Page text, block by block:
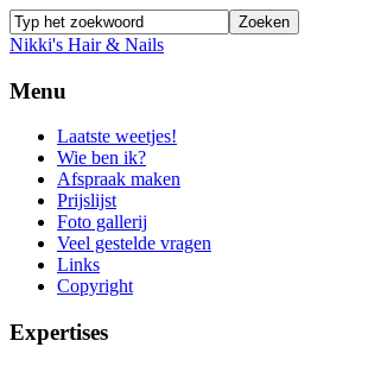
Nikki's Hair & Nails
Menu
Laatste weetjes!
Wie ben ik?
Afspraak maken
Prijslijst
Foto gallerij
Veel gestelde vragen
Links
Copyright
Expertises